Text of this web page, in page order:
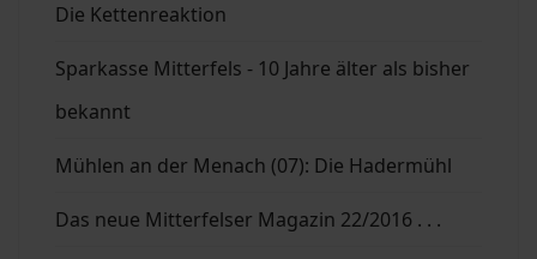
Die Kettenreaktion
Sparkasse Mitterfels - 10 Jahre älter als bisher
bekannt
Mühlen an der Menach (07): Die Hadermühl
Das neue Mitterfelser Magazin 22/2016 . . .